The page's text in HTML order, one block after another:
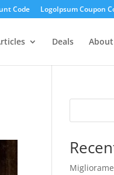
Code LogoIpsum Coupon
Deals About